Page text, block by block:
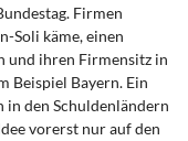
Firmen
Soli käme, einen
und ihren Firmensitz in
Beispiel Bayern. Ein
in den Schuldenländern
vorerst nur auf den